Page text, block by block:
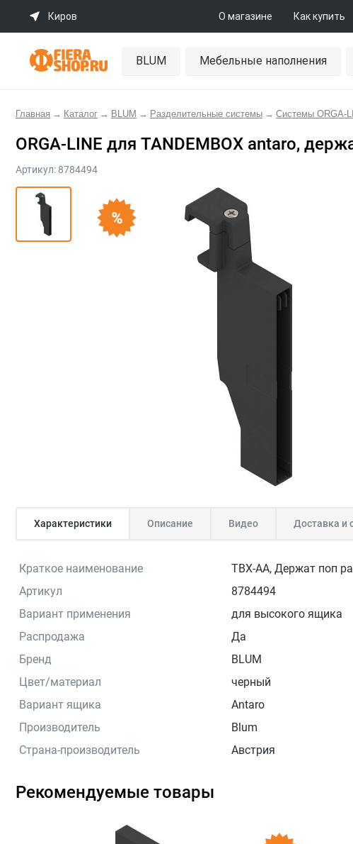
Киров О магазине Как купить
BLUM Мебельные наполнения
Главная → Каталог → BLUM → Разделительные системы → Системы ORGA-
ORGA-LINE для TANDEMBOX antaro,
Артикул: 8784494
Характеристики Описание Видео Доставка и
Краткое наименование
TBX-AA, Держат поп
Артикул
8784494
Вариант применения
для высокого ящика
Распродажа
Да
Бренд
BLUM
Цвет/материал
черный
Вариант ящика
Antaro
Производитель
Blum
Страна-производитель
Австрия
Рекомендуемые товары